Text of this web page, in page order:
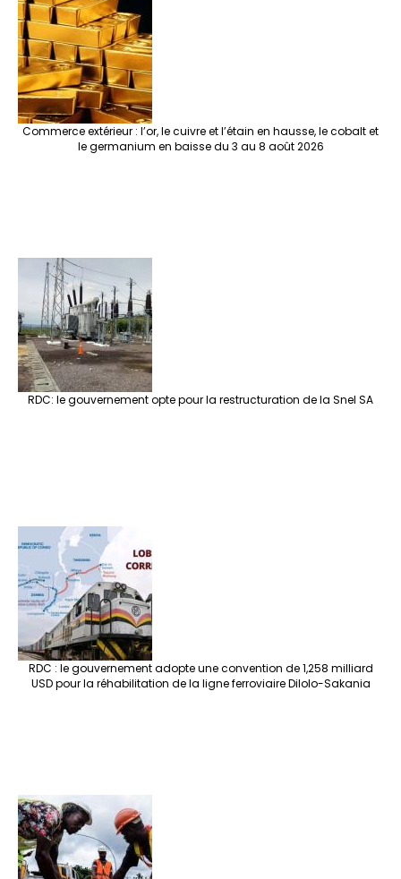
Commerce extérieur : l’or, le cuivre et l’étain en hausse, le cobalt et
le germanium en baisse du 3 au 8 août 2026
RDC: le gouvernement opte pour la restructuration de la Snel SA
RDC : le gouvernement adopte une convention de 1,258 milliard
USD pour la réhabilitation de la ligne ferroviaire Dilolo-Sakania